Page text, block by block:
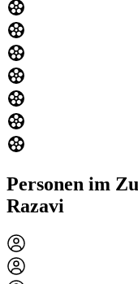
Personen im
Razavi